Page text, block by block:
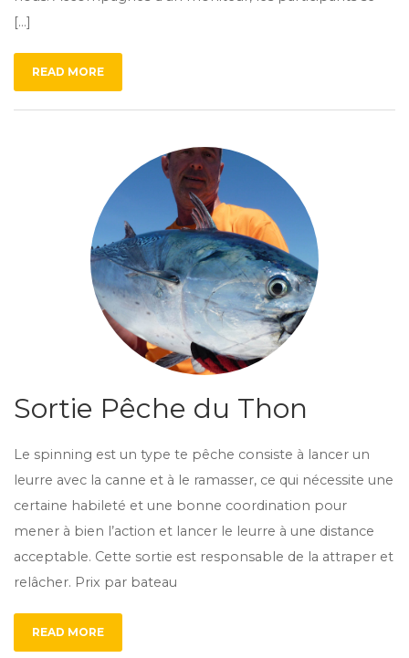
[…]
READ MORE
Sortie Pêche du Thon
Le spinning est un type te pêche consiste à lancer un
leurre avec la canne et à le ramasser, ce qui nécessite une
certaine habileté et une bonne coordination pour
mener à bien l’action et lancer le leurre à une distance
acceptable. Cette sortie est responsable de la attraper et
relâcher. Prix par bateau
READ MORE